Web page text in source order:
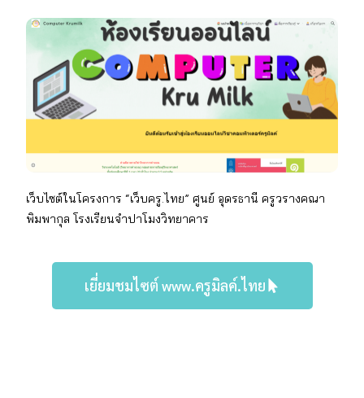
เว็บไซต์ในโครงการ “เว็บครู.ไทย” ศูนย์ อุดรธานี ครูวรางคณา
พิมพากุลโรงเรียนจำปาโมงวิทยาคาร
เยี่ยมชมไซต์ www.ครูมิลค์.ไทย